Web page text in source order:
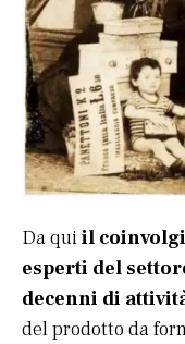
Da quiil
esperti del
decenni di
del prodotto da